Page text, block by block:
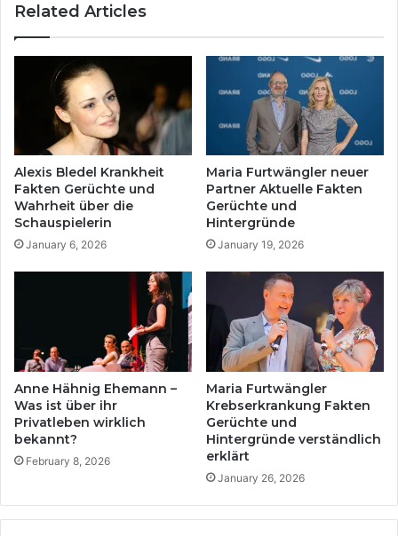
Related Articles
Alexis Bledel Krankheit
Fakten Gerüchte und
Wahrheit über die
Schauspielerin
January 6, 2026
Maria Furtwängler neuer
Partner Aktuelle Fakten
Gerüchte und
Hintergründe
January 19, 2026
Anne Hähnig Ehemann –
Was ist über ihr
Privatleben wirklich
bekannt?
February 8, 2026
Maria Furtwängler
Krebserkrankung Fakten
Gerüchte und
Hintergründe verständlich
erklärt
January 26, 2026